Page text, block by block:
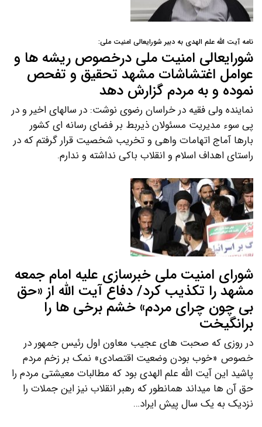
نامه آیت الله علم الهدی به دبیر شورایعالی امنیت ملی:
شورایعالی امنیت ملی درخصوص ریشه ها و
عوامل اغتشاشات مشهد تحقیق و تفحص
نموده و به مردم گزارش دهد
نماینده ولی فقیه در خراسان رضوی نوشت: در سالهای اخیر و در
پی سوء مدیریت مسئولان ذیربط بر فضای رسانه ای کشور
بارها آماج اتهامات واهی و تخریب شخصیت قرار گرفتم که در
راستای اهداف اسلام و انقلاب باکی نداشته و ندارم.
شورای امنیت ملی خبرسازی علیه امام جمعه
مشهد را تکذیب کرد/ دفاع آیت الله از «حق
بی چون چرای مردم» خشم برخی ها را
برانگیخت
در روزی که صحبت های عجیب معاون اول رئیس جمهور در
خصوص «خوب بودن وضعیت اقتصادی» نمک بر زخم مردم
پاشید این آیت الله علم الهدی بود که مطالبات معیشتی مردم را
حق آن ها میداند همانطور که رهبر انقلاب نیز این جملات را
نزدیک به یک سال پیش ایراد…